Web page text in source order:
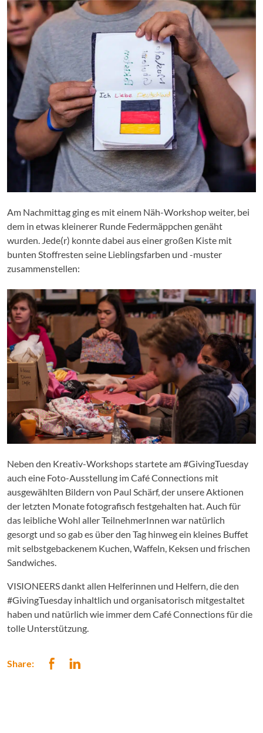
Am Nachmittag ging es mit einem Näh-Workshop weiter, bei
dem in etwas kleinerer Runde Federmäppchen genäht
wurden. Jede(r) konnte dabei aus einer großen Kiste mit
bunten Stoffresten seine Lieblingsfarben und -muster
zusammenstellen:
Neben den Kreativ-Workshops startete am #GivingTuesday
auch eine Foto-Ausstellung im Café Connections mit
ausgewählten Bildern von Paul Schärf, der unsere Aktionen
der letzten Monate fotografisch festgehalten hat. Auch für
das leibliche Wohl aller TeilnehmerInnen war natürlich
gesorgt und so gab es über den Tag hinweg ein kleines Buffet
mit selbstgebackenem Kuchen, Waffeln, Keksen und frischen
Sandwiches.
VISIONEERS dankt allen Helferinnen und Helfern, die den
#GivingTuesday inhaltlich und organisatorisch mitgestaltet
haben und natürlich wie immer dem Café Connectionsfür die
tolle Unterstützung.
Share: